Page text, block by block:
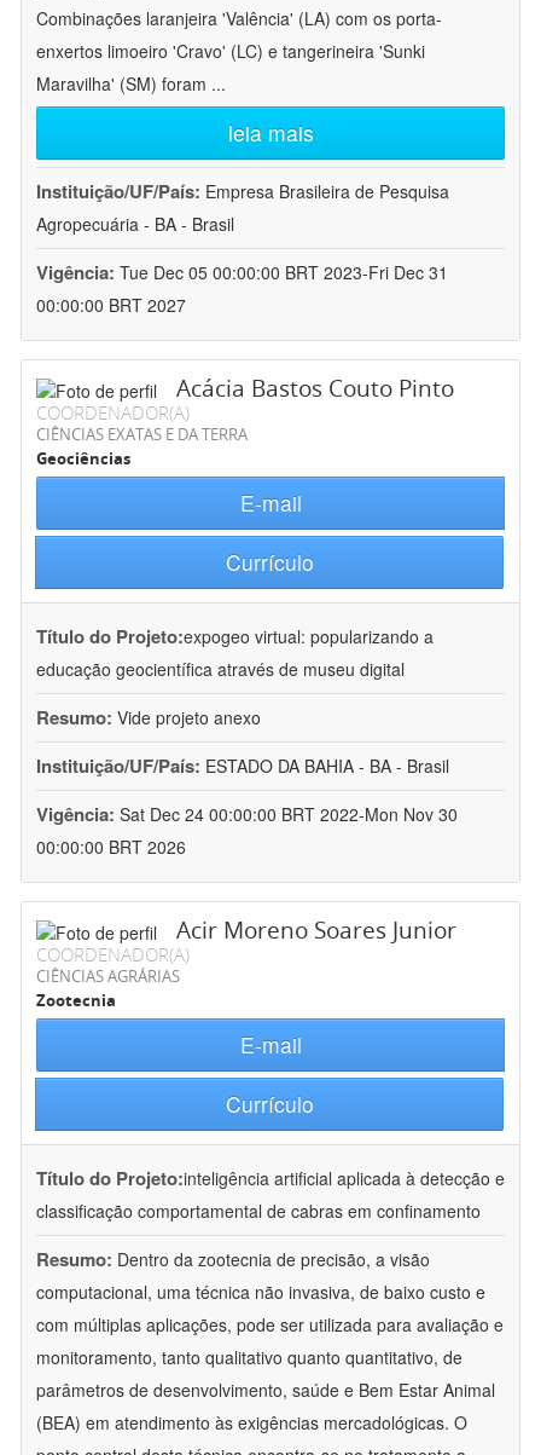
Combinações laranjeira 'Valência' (LA) com os porta-
enxertos limoeiro 'Cravo' (LC) e tangerineira 'Sunki
Maravilha' (SM) foram ...
leia mais
Instituição/UF/País: Empresa Brasileira de Pesquisa
Agropecuária - BA - Brasil
Vigência: Tue Dec 05 00:00:00 BRT 2023-Fri Dec 31
00:00:00 BRT 2027
Acácia Bastos Couto Pinto
COORDENADOR(A)
CIÊNCIAS EXATAS E DA TERRA
Geociências
E-mail
Currículo
Título do Projeto:expogeo virtual: popularizando a
educação geocientífica através de museu digital
Resumo: Vide projeto anexo
Instituição/UF/País: ESTADO DA BAHIA - BA - Brasil
Vigência: Sat Dec 24 00:00:00 BRT 2022-Mon Nov 30
00:00:00 BRT 2026
Acir Moreno Soares Junior
COORDENADOR(A)
CIÊNCIAS AGRÁRIAS
Zootecnia
E-mail
Currículo
Título do Projeto:inteligência artificial aplicada à detecção e
classificação comportamental de cabras em confinamento
Resumo: Dentro da zootecnia de precisão, a visão
computacional, uma técnica não invasiva, de baixo custo e
com múltiplas aplicações, pode ser utilizada para avaliação e
monitoramento, tanto qualitativo quanto quantitativo, de
parâmetros de desenvolvimento, saúde e Bem Estar Animal
(BEA) em atendimento às exigências mercadológicas. O